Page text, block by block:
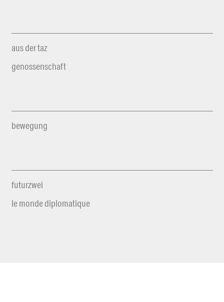
aus der taz
genossenschaft
bewegung
futurzwei
le monde diplomatique